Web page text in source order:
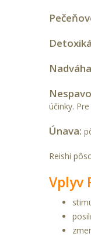
účinky.
Únava:
Reishi
Vplyv